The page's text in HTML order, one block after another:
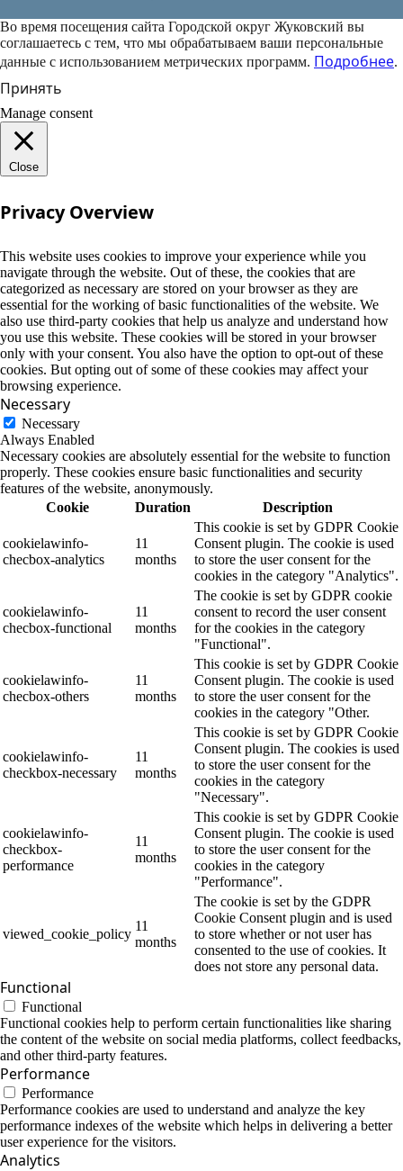
Во время посещения сайта Городской округ Жуковский вы
соглашаетесь с тем, что мы обрабатываем ваши персональные
данные с использованием метрических программ. Подробнее.
Принять
Manage consent
Close
Privacy Overview
This website uses cookies to improve your experience while you
navigate through the website. Out of these, the cookies that are
categorized as necessary are stored on your browser as they are
essential for the working of basic functionalities of the website. We
also use third-party cookies that help us analyze and understand how
you use this website. These cookies will be stored in your browser
only with your consent. You also have the option to opt-out of these
cookies. But opting out of some of these cookies may affect your
browsing experience.
Necessary
Necessary
Always Enabled
Necessary cookies are absolutely essential for the website to function
properly. These cookies ensure basic functionalities and security
features of the website, anonymously.
Cookie
Duration Description
cookielawinfo-
checbox-analytics
11
months
This cookie is set by GDPR Cookie
Consent plugin. The cookie is used
to store the user consent for the
cookies in the category "Analytics".
cookielawinfo-
checbox-functional
11
months
The cookie is set by GDPR cookie
consent to record the user consent
for the cookies in the category
"Functional".
cookielawinfo-
checbox-others
11
months
This cookie is set by GDPR Cookie
Consent plugin. The cookie is used
to store the user consent for the
cookies in the category "Other.
cookielawinfo-
checkbox-necessary
11
months
This cookie is set by GDPR Cookie
Consent plugin. The cookies is used
to store the user consent for the
cookies in the category
"Necessary".
cookielawinfo-
checkbox-
performance
11
months
This cookie is set by GDPR Cookie
Consent plugin. The cookie is used
to store the user consent for the
cookies in the category
"Performance".
viewed_cookie_policy
11
months
The cookie is set by the GDPR
Cookie Consent plugin and is used
to store whether or not user has
consented to the use of cookies. It
does not store any personal data.
Functional
Functional
Functional cookies help to perform certain functionalities like sharing
the content of the website on social media platforms, collect feedbacks,
and other third-party features.
Performance
Performance
Performance cookies are used to understand and analyze the key
performance indexes of the website which helps in delivering a better
user experience for the visitors.
Analytics